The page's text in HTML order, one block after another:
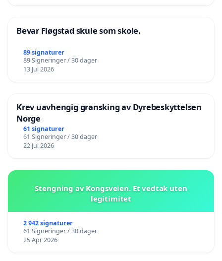
Bevar Fløgstad skule som skole.
89 signaturer
89 Signeringer / 30 dager
13 Jul 2026
Krev uavhengig gransking av Dyrebeskyttelsen
Norge
61 signaturer
61 Signeringer / 30 dager
22 Jul 2026
Stengning av Kongsveien. Et vedtak uten
legitimitet
2 942 signaturer
61 Signeringer / 30 dager
25 Apr 2026